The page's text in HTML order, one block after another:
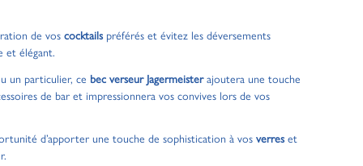
de vos cocktails préférés et évitez les déversements
et élégant.
un particulier, ce bec verseur Jagermeisterajoutera une touche
de bar et impressionnera vos convives lors de vos
d’apporter une touche de sophistication à vos verres et